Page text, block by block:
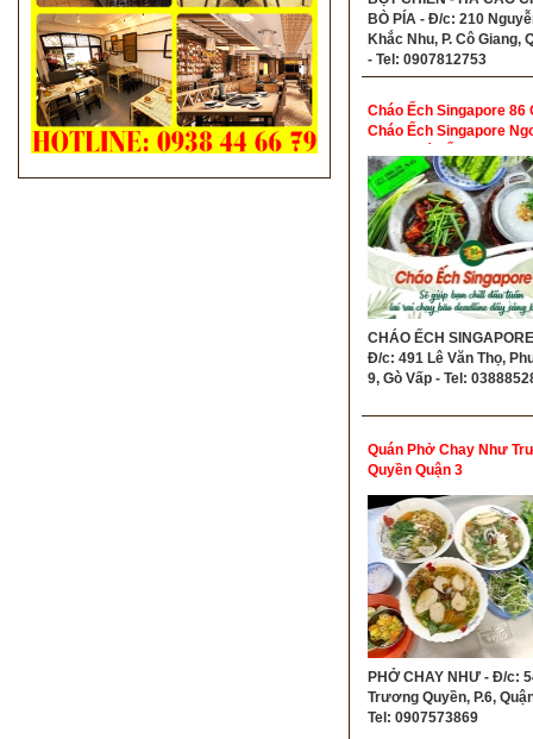
BÒ PÍA - Đ/c: 210
Khắc Nhu, P. Cô Giang,
- Tel: 0907812753
Cháo Ếch Singapore 86
Cháo Ếch Singapore
Độc Quyền Không Chi
CHÁO ẾCH
Đ/c: 491 Lê Văn Thọ,
9, Gò Vấp - Tel:
Quán Phở Chay Như
Quyền Quận 3
PHỞ CHAY NHƯ - Đ/c:
Trương Quyền, P.6,
Tel: 0907573869